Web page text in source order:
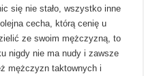
się nie stało, wszystko inne
cecha, którą cenię u
ze swoim mężczyzną, to
nigdy nie ma nudy i zawsze
mężczyzn taktownych i